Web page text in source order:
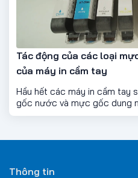
Tác động của các loại
của máy in cầm tay
Hầu hết các máy in cầm tay
gốc nước và mực gốc dung
cho các mục đích khác
Thông tin